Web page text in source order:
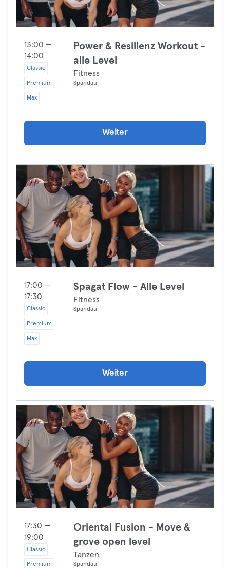
13:00 —
14:00
Classic
Premium
Max
Power & Resilienz Workout -
alle Level
Fitness
Spandau
Weiter
17:00 —
17:30
Classic
Premium
Max
Spagat Flow - Alle Level
Fitness
Spandau
Weiter
17:30 —
19:00
Classic
Premium
Oriental Fusion - Move &
grove open level
Tanzen
Spandau